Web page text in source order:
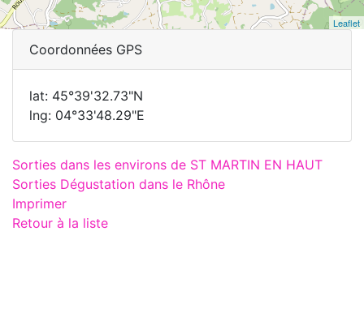
Leaflet
Coordonnées GPS
lat: 45°39'32.73"N
lng: 04°33'48.29"E
Sorties dans les environs de ST MARTIN EN HAUT
Sorties Dégustation dans le Rhône
Imprimer
Retour à la liste